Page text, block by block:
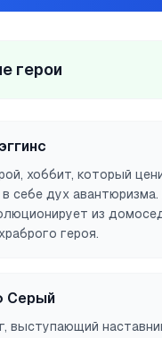
герои
хоббит, который
себе дух авантюризма.
из
героя.
Серый
выступающий